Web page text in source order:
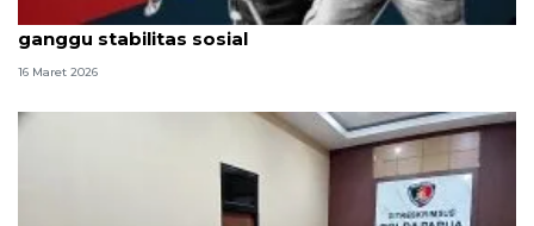
Peneliti: Serangan TPNPB di Tambrauw-Grasberg
ganggu stabilitas sosial
16 Maret 2026